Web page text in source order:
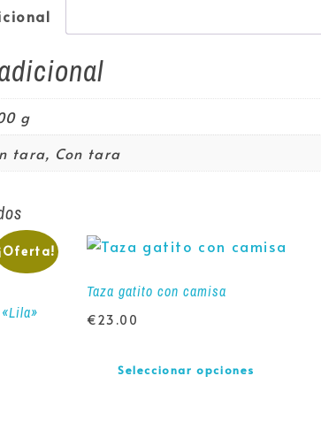
g
tara, Con tara
Taza gatito con camisa
€23.00
Seleccionar opciones